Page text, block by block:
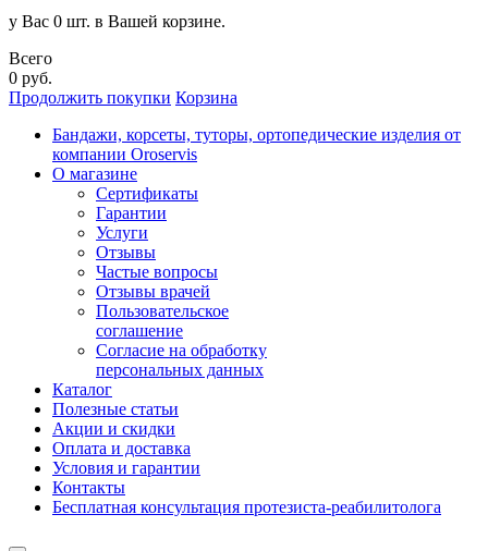
у Вас 0 шт. в Вашей корзине.
Всего
0 руб.
Продолжить покупки Корзина
Бандажи, корсеты, туторы, ортопедические изделия от
компании Oroservis
О магазине
Сертификаты
Гарантии
Услуги
Отзывы
Частые вопросы
Отзывы врачей
Пользовательское
соглашение
Согласие на обработку
персональных данных
Каталог
Полезные статьи
Акции и скидки
Оплата и доставка
Условия и гарантии
Контакты
Бесплатная консультация протезиста-реабилитолога